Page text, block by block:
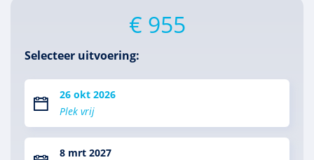
€ 955
Selecteer uitvoering:
26 okt 2026
Plek vrij
8 mrt 2027